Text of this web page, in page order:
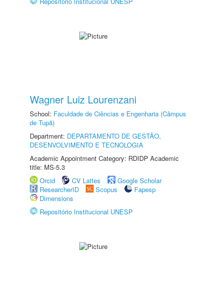
Wagner Luiz Lourenzani
School: Faculdade de Ciências e Engenharia (Câmpus
de Tupã)
Department: DEPARTAMENTO DE GESTÃO,
DESENVOLVIMENTO E TECNOLOGIA
Academic Appointment Category: RDIDP Academic
title: MS-5.3
Orcid
CV Lattes
Google Scholar
ResearcherID
Scopus
Fapesp
Dimensions
Repositório Institucional UNESP